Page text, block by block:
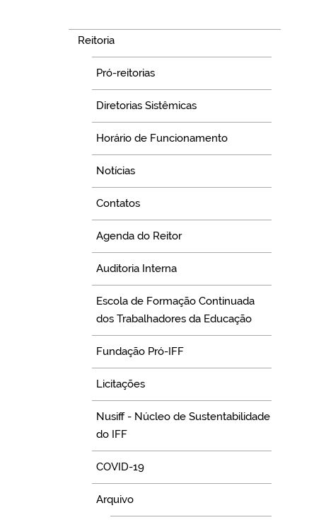
Reitoria
Pró-reitorias
Diretorias Sistêmicas
Horário de Funcionamento
Notícias
Contatos
Agenda do Reitor
Auditoria Interna
Escola de Formação Continuada
dos Trabalhadores da Educação
Fundação Pró-IFF
Licitações
Nusiff - Núcleo de Sustentabilidade
do IFF
COVID-19
Arquivo